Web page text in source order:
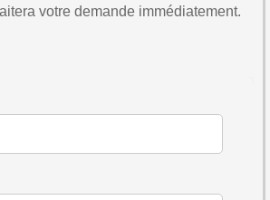
votre demande immédiatement.